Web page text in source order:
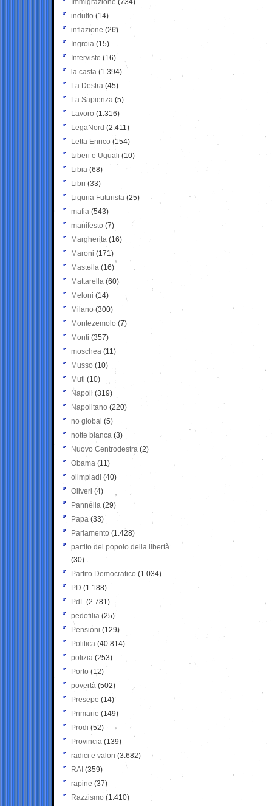
Immigrazione (734)
indulto (14)
inflazione (26)
Ingroia (15)
Interviste (16)
la casta (1.394)
La Destra (45)
La Sapienza (5)
Lavoro (1.316)
LegaNord (2.411)
Letta Enrico (154)
Liberi e Uguali (10)
Libia (68)
Libri (33)
Liguria Futurista (25)
mafia (543)
manifesto (7)
Margherita (16)
Maroni (171)
Mastella (16)
Mattarella (60)
Meloni (14)
Milano (300)
Montezemolo (7)
Monti (357)
moschea (11)
Musso (10)
Muti (10)
Napoli (319)
Napolitano (220)
no global (5)
notte bianca (3)
Nuovo Centrodestra (2)
Obama (11)
olimpiadi (40)
Oliveri (4)
Pannella (29)
Papa (33)
Parlamento (1.428)
partito del popolo della libertà
(30)
Partito Democratico (1.034)
PD (1.188)
PdL (2.781)
pedofilia (25)
Pensioni (129)
Politica (40.814)
polizia (253)
Porto (12)
povertà (502)
Presepe (14)
Primarie (149)
Prodi (52)
Provincia (139)
radici e valori (3.682)
RAI (359)
rapine (37)
Razzismo (1.410)